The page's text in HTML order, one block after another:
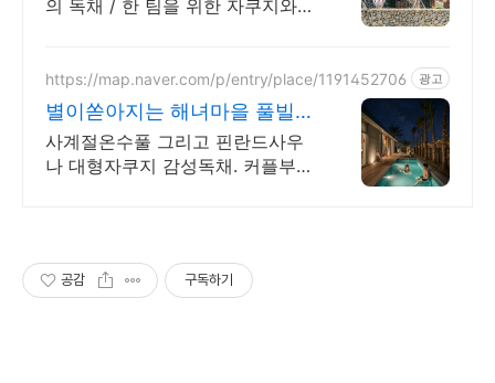
의 독채 / 한 팀을 위한 자쿠지와
프라이빗 자쿠지와 전용온실바베
큐
https://map.naver.com/p/entry/place/1191452706 광고
별이쏟아지는 해녀마을 풀빌라
르세라핌도 다녀간 감성풀빌라
사계절온수풀 그리고 핀란드사우
나 대형자쿠지 감성독채. 커플부터
한휴식
공감 구독하기